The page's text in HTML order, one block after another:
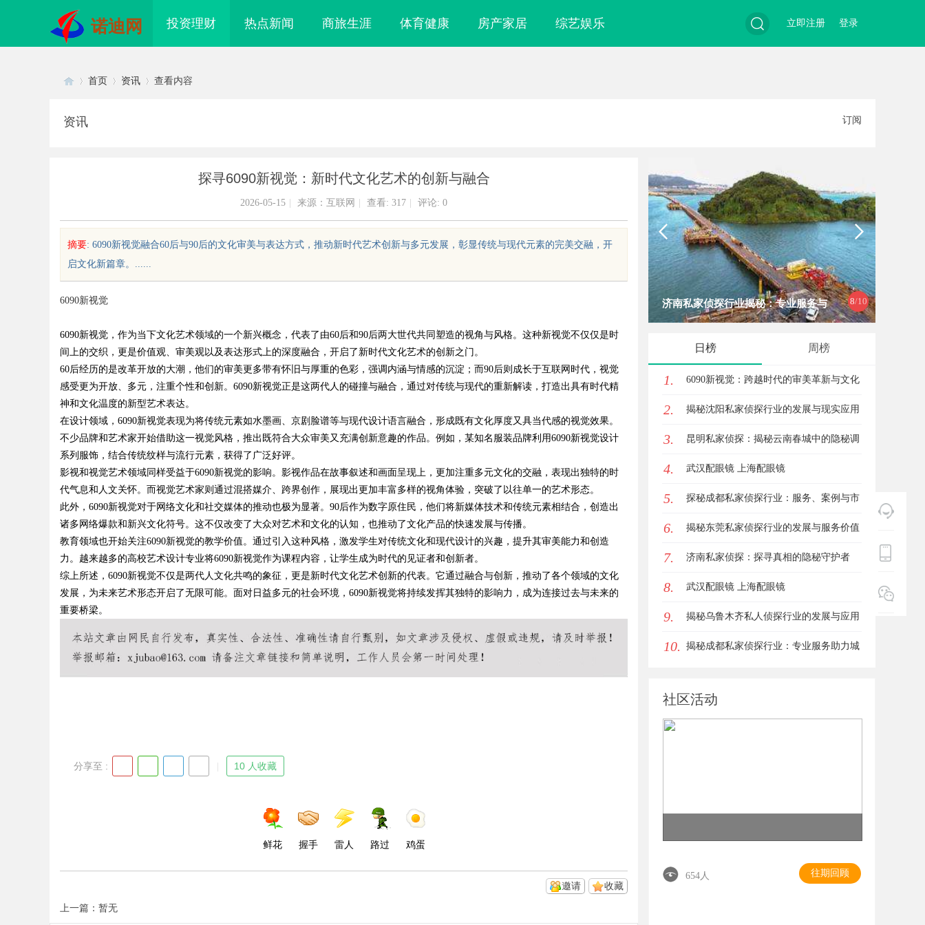
诺迪网 投资理财 热点新闻 商旅生涯 体育健康 房产家居 综艺娱乐 登录
立即注册
uz
!
首页 资讯 查看内容
资讯 订阅
探寻6090新视觉：新时代文化艺术的创新与融合
2026-05-15 来源：互联网 查看: 317 评论: 0
摘要: 6090新视觉融合60后与90后的文化审美与表达方式，推动新时代艺术创新与多元发展，彰显传统与现代元素的完美交融，开
启文化新篇章。......
6090新视觉
6090新视觉，作为当下文化艺术领域的一个新兴概念，代表了由60后和90后两大世代共同塑造的视角与风格。这种新视觉不仅仅是时
间上的交织，更是价值观、审美观以及表达形式上的深度融合，开启了新时代文化艺术的创新之门。
60后经历的是改革开放的大潮，他们的审美更多带有怀旧与厚重的色彩，强调内涵与情感的沉淀；而90后则成长于互联网时代，视觉
感受更为开放、多元，注重个性和创新。6090新视觉正是这两代人的碰撞与融合，通过对传统与现代的重新解读，打造出具有时代精
神和文化温度的新型艺术表达。
在设计领域，6090新视觉表现为将传统元素如水墨画、京剧脸谱等与现代设计语言融合，形成既有文化厚度又具当代感的视觉效果。
不少品牌和艺术家开始借助这一视觉风格，推出既符合大众审美又充满创新意趣的作品。例如，某知名服装品牌利用6090新视觉设计
系列服饰，结合传统纹样与流行元素，获得了广泛好评。
影视和视觉艺术领域同样受益于6090新视觉的影响。影视作品在故事叙述和画面呈现上，更加注重多元文化的交融，表现出独特的时
代气息和人文关怀。而视觉艺术家则通过混搭媒介、跨界创作，展现出更加丰富多样的视角体验，突破了以往单一的艺术形态。
此外，6090新视觉对于网络文化和社交媒体的推动也极为显著。90后作为数字原住民，他们将新媒体技术和传统元素相结合，创造出
诸多网络爆款和新兴文化符号。这不仅改变了大众对艺术和文化的认知，也推动了文化产品的快速发展与传播。
教育领域也开始关注6090新视觉的教学价值。通过引入这种风格，激发学生对传统文化和现代设计的兴趣，提升其审美能力和创造
力。越来越多的高校艺术设计专业将6090新视觉作为课程内容，让学生成为时代的见证者和创新者。
综上所述，6090新视觉不仅是两代人文化共鸣的象征，更是新时代文化艺术创新的代表。它通过融合与创新，推动了各个领域的文化
发展，为未来艺术形态开启了无限可能。面对日益多元的社会环境，6090新视觉将持续发挥其独特的影响力，成为连接过去与未来的
重要桥梁。
分享至 : 10 人收藏
鲜花 握手 雷人 路过 鸡蛋
收藏
邀请
上一篇：暂无
8/10
津私家侦探行业的真实面貌与
平台的变革与机遇 的观影圣地
济南私家侦探行业揭秘：专业服务与
日榜 周榜
1. 6090新视觉：跨越时代的审美革新与文化
传承
2. 揭秘沈阳私家侦探行业的发展与现实应用
3. 昆明私家侦探：揭秘云南春城中的隐秘调
查力量
4. 武汉配眼镜 上海配眼镜
5. 探秘成都私家侦探行业：服务、案例与市
场现状全面解析
6. 揭秘东莞私家侦探行业的发展与服务价值
7. 济南私家侦探：探寻真相的隐秘守护者
8. 武汉配眼镜 上海配眼镜
9. 揭秘乌鲁木齐私人侦探行业的发展与应用
前景
10. 揭秘成都私家侦探行业：专业服务助力城
社区活动
654人 往期回顾